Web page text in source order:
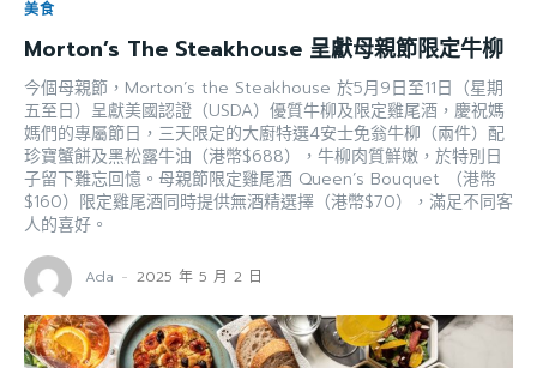
美食
Morton’s The Steakhouse 呈獻母親節限定牛柳
今個母親節，Morton’s the Steakhouse 於5月9日至11日（星期
五至日）呈獻美國認證（USDA）優質牛柳及限定雞尾酒，慶祝媽
媽們的專屬節日，三天限定的大廚特選4安士免翁牛柳（兩件）配
珍寶蟹餅及黑松露牛油（港幣$688），牛柳肉質鮮嫩，於特別日
子留下難忘回憶。母親節限定雞尾酒 Queen’s Bouquet （港幣
$160）限定雞尾酒同時提供無酒精選擇（港幣$70），滿足不同客
人的喜好。
Ada - 2025 年 5 月 2 日